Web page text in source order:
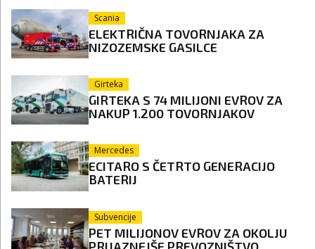
Scania
ELEKTRIČNA TOVORNJAKA ZA
NIZOZEMSKE GASILCE
Girteka
GIRTEKA S 74 MILIJONI EVROV ZA
NAKUP 1.200 TOVORNJAKOV
Mercedes
ECITARO S ČETRTO GENERACIJO
BATERIJ
Subvencije
PET MILIJONOV EVROV ZA OKOLJU
PRIJAZNEJŠE PREVOZNIŠTVO